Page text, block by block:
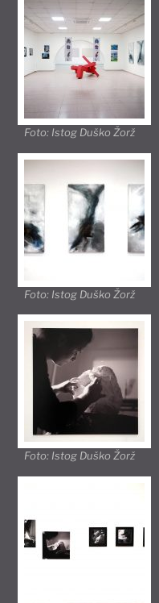
Foto: Istog Duško Žorž
Foto: Istog Duško Žorž
Foto: Istog Duško Žorž